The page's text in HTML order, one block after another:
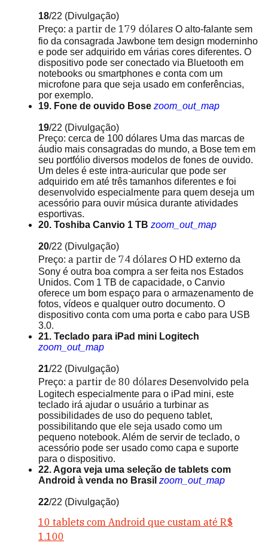
18/22 (Divulgação)
Preço: a partir de 179 dólares O alto-falante sem
fio da consagrada Jawbone tem design moderninho
e pode ser adquirido em várias cores diferentes. O
dispositivo pode ser conectado via Bluetooth em
notebooks ou smartphones e conta com um
microfone para que seja usado em conferências,
por exemplo.
19. Fone de ouvido Bose zoom_out_map
19/22 (Divulgação)
Preço: cerca de 100 dólares Uma das marcas de
áudio mais consagradas do mundo, a Bose tem em
seu portfólio diversos modelos de fones de ouvido.
Um deles é este intra-auricular que pode ser
adquirido em até três tamanhos diferentes e foi
desenvolvido especialmente para quem deseja um
acessório para ouvir música durante atividades
esportivas.
20. Toshiba Canvio 1 TB zoom_out_map
20/22 (Divulgação)
Preço: a partir de 74 dólares O HD externo da
Sony é outra boa compra a ser feita nos Estados
Unidos. Com 1 TB de capacidade, o Canvio
oferece um bom espaço para o armazenamento de
fotos, vídeos e qualquer outro documento. O
dispositivo conta com uma porta e cabo para USB
3.0.
21. Teclado para iPad mini Logitech
zoom_out_map
21/22 (Divulgação)
Preço: a partir de 80 dólares Desenvolvido pela
Logitech especialmente para o iPad mini, este
teclado irá ajudar o usuário a turbinar as
possibilidades de uso do pequeno tablet,
possibilitando que ele seja usado como um
pequeno notebook. Além de servir de teclado, o
acessório pode ser usado como capa e suporte
para o dispositivo.
22. Agora veja uma seleção de tablets com
Android à venda no Brasil zoom_out_map
22/22 (Divulgação)
10 tablets com Android que custam até R$
1.100